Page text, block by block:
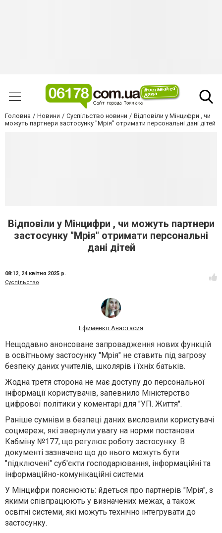
Головна Новини Суспільство новини
Відповіли у Мінцифри , чи
можуть партнери застосунку "Мрія" отримати персональні дані дітей
Відповіли у Мінцифри , чи можуть партнери
застосунку "Мрія" отримати персональні
дані дітей
08:12, 24 квітня 2025 р.
Суспільство
Ефименко Анастасия
Нещодавно анонсоване запровадження нових функцій
в освітньому застосунку "Мрія" не ставить під загрозу
безпеку даних учителів, школярів і їхніх батьків.
Жодна третя сторона не має доступу до персональної
інформації користувачів, запевнило Міністерство
цифрової політики у коментарі для "УП. Життя".
Раніше сумніви в безпеці даних висловили користувачі
соцмереж, які звернули увагу на норми постанови
Кабміну №177, що регулює роботу застосунку. В
документі зазначено що до нього можуть бути
"підключені" суб'єкти господарювання, інформаційні та
інформаційно-комунікаційні системи.
У Мінцифри пояснюють: йдеться про партнерів "Мрія", з
якими співпрацюють у визначених межах, а також
освітні системи, які можуть технічно інтегрувати до
застосунку.